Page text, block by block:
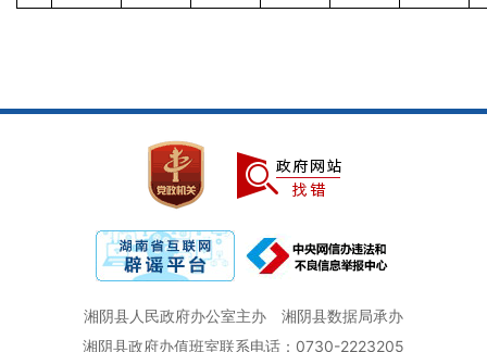
湘阴县人民政府办公室主办
湘阴县数据局承办
湘阴县政府办值班室联系电话：0730-2223205